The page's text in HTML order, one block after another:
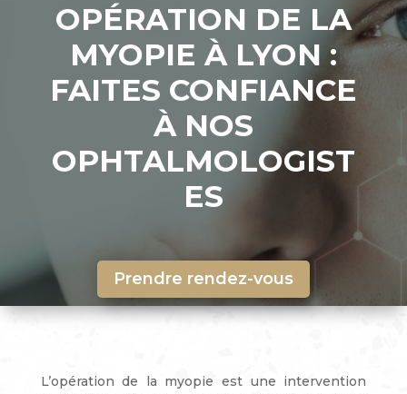
OPÉRATION DE LA
MYOPIE À LYON :
FAITES CONFIANCE
À NOS
OPHTALMOLOGIST
ES
Prendre rendez-vous
L’opération de la myopie est une intervention